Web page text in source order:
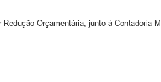
Orçamentária, junto à Contadoria